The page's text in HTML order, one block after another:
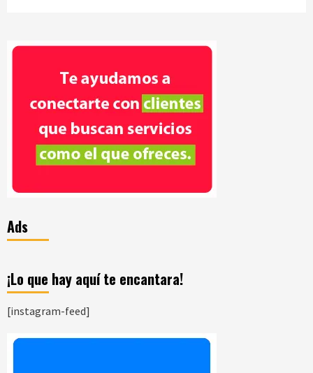
Ads
¡Lo que hay aquí te encantara!
[instagram-feed]